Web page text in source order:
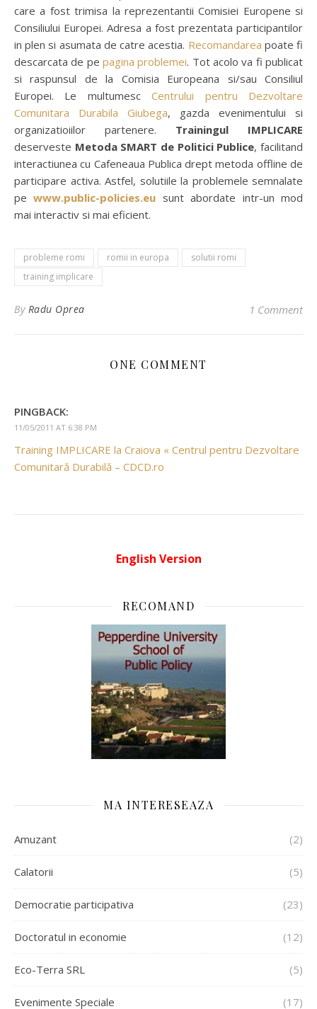
care a fost trimisa la reprezentantii Comisiei Europene si
Consiliului Europei. Adresa a fost prezentata participantilor
in plen si asumata de catre acestia. Recomandarea poate fi
descarcata de pe pagina problemei. Tot acolo va fi publicat
si raspunsul de la Comisia Europeana si/sau Consiliul
Europei. Le multumescCentrului pentru Dezvoltare
Comunitara Durabila Giubega, gazda evenimentului si
organizatioiilor partenere. Trainingul IMPLICARE
deserveste Metoda SMART de Politici Publice, facilitand
interactiunea cu Cafeneaua Publica drept metoda offline de
participare activa. Astfel, solutiile la problemele semnalate
pewww.public-policies.eu sunt abordate intr-un mod
mai interactiv si mai eficient.
probleme romi romii in europa
solutii romi
training implicare
By Radu Oprea 1 Comment
ONE COMMENT
PINGBACK:
11/05/2011 AT 6:38 PM
Training IMPLICARE la Craiova « Centrul pentru Dezvoltare
Comunitară Durabilă – CDCD.ro
English Version
RECOMAND
MA INTERESEAZA
Amuzant (2)
Calatorii (5)
Democratie participativa (23)
Doctoratul in economie (12)
Eco-Terra SRL (5)
Evenimente Speciale (17)